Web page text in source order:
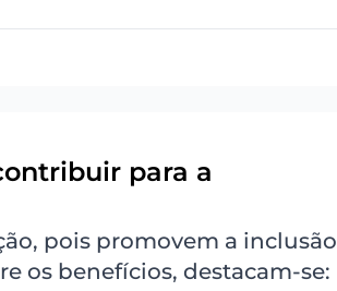
para a
pois promovem a inclusão
os benefícios, destacam-se: